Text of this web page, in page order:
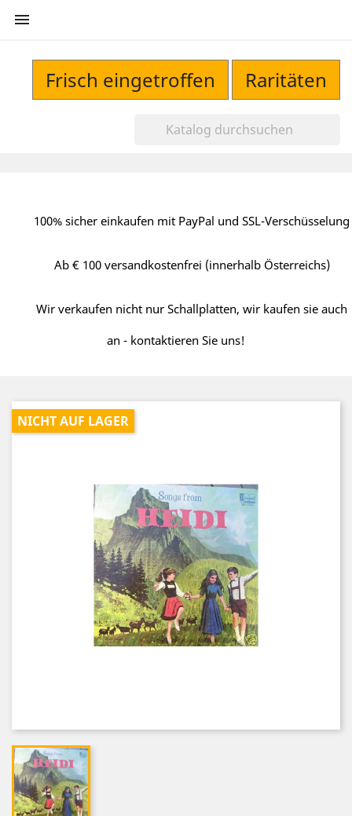

Frisch eingetroffen Raritäten
100% sicher einkaufen mit PayPal und SSL-Verschüsselung
Ab € 100 versandkostenfrei (innerhalb Österreichs)
Wir verkaufen nicht nur Schallplatten, wir kaufen sie auch
an - kontaktieren Sie uns!
NICHT AUF LAGER